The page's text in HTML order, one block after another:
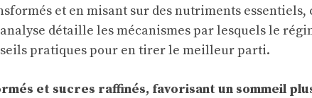
et en misant sur des nutriments
détaille les mécanismes par lesquels le
pratiques pour en tirer le meilleur parti.
et sucres raffinés, favorisant un sommeil